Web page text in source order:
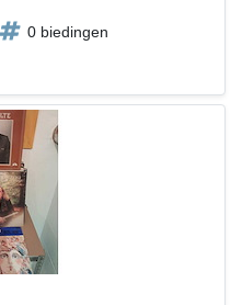
0 biedingen